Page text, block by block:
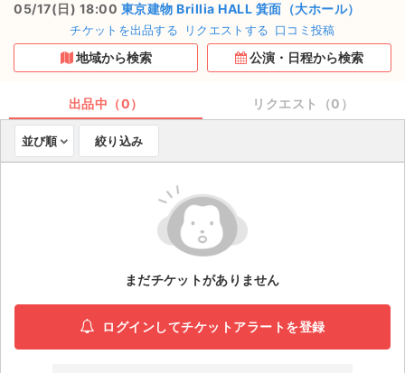
もうすぐ開催のチケット
チケットのリクエスト一覧
取扱チケット
ライブ・コンサート（国内）
ライブ・コンサート（海外）
演劇・ミュージカル
ご利用ガイド
05/17(日) 18:00 東京建物 Brillia HALL 箕面（大ホール）
チケットを出品する リクエストする 口コミ投稿
地域から検索 公演・日程から検索
出品中（0） リクエスト（0）
並び順 絞り込み
まだチケットがありません
ログインしてチケットアラートを登録